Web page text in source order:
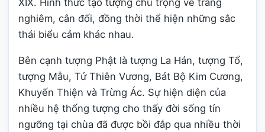
XIX. Hình thức tạo tượng chú trọng vẻ trang
nghiêm, cân đối, đồng thời thể hiện những sắc
thái biểu cảm khác nhau.
Bên cạnh tượng Phật là tượng La Hán, tượng Tổ,
tượng Mẫu, Tứ Thiên Vương, Bát Bộ Kim Cương,
Khuyến Thiện và Trừng Ác. Sự hiện diện của
nhiều hệ thống tượng cho thấy đời sống tín
ngưỡng tại chùa đã được bồi đắp qua nhiều thời